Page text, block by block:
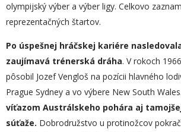
olympijský výber a výber ligy. Celkovo
reprezentačných štartov.
Po úspešnej hráčskej kariére
zaujímavá trénerská dráha. V rokoch
pôsobil Jozef Vengloš na pozícii hlavného
Prague Sydney a vo výbere New South Wales.
víťazom Austrálskeho pohára aj
súťaže. Dobrodružstvo u protinožcov